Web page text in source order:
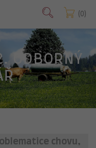
0
ODBORNÝ
chovu,